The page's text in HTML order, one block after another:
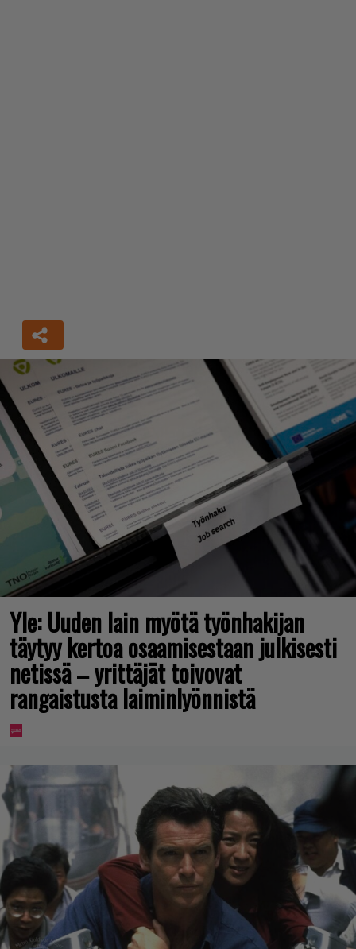
Yle: Uuden lain myötä työnhakijan
täytyy kertoa osaamisestaan julkisesti
netissä – yrittäjät toivovat
rangaistusta laiminlyönnistä